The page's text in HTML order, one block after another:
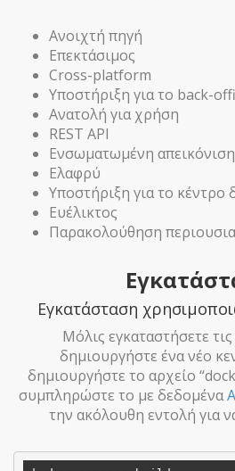
Ανοιχτή πηγή
Επεκτάσιμος
Cross-platform
Υποστήριξη για το back-
Ανατολή για χρήση
REST API
Ενσωματωμένη
Ελαφρύ
Υποστήριξη για το κέντρο
Ευέλικτος
Παρακολούθηση
Εγκατάσταση
Μόλις εγκαταστήσετε
δημιουργήστε ένα νέο
δημιουργήστε το αρχείο
συμπληρώστε το με δεδομένα
την ακόλουθη εντολή για